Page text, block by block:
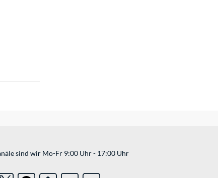
sind wir Mo-Fr 9:00 Uhr - 17:00 Uhr